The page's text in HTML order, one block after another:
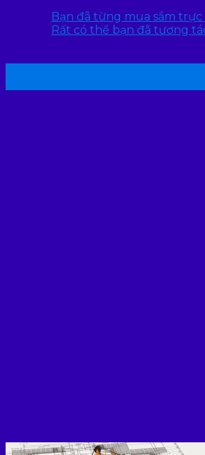
Bạn đã từng mua sắm
Rất có thể bạn đã tương